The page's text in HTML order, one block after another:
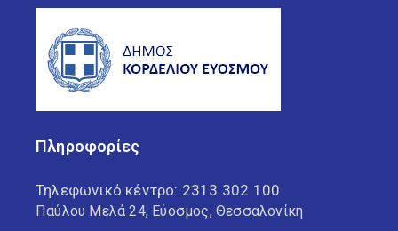
Πληροφορίες
Τηλεφωνικό κέντρο: 2313 302 100
Παύλου Μελά 24, Εύοσμος, Θεσσαλονίκη